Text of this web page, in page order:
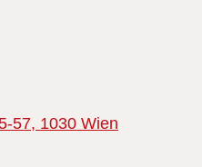
57, 1030 Wien